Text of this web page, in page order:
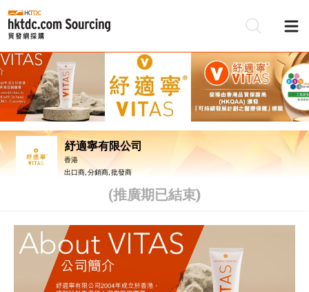
紓適寧有限公司
香港
出口商, 分銷商, 批發商
(推廣期已結束)